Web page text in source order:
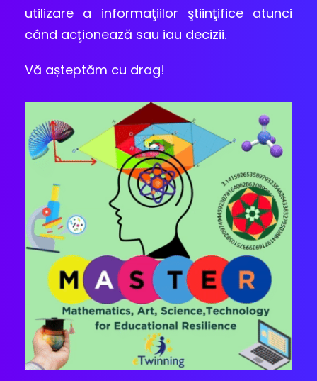
utilizare a informaţiilor ştiinţifice atunci
când acţionează sau iau decizii.
Vă așteptăm cu drag!